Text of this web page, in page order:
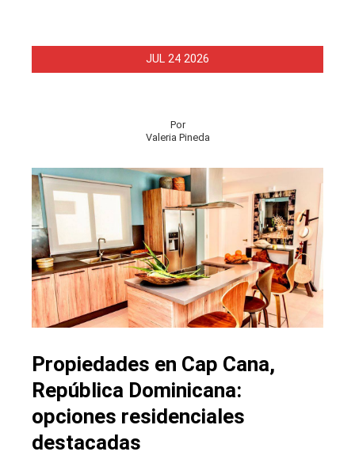
JUL 24 2026
Por
Valeria Pineda
Propiedades en Cap Cana,
República Dominicana:
opciones residenciales
destacadas